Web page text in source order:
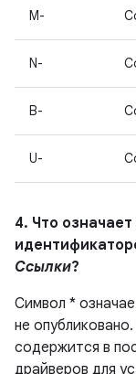
M-
N-
B-
U-
4. Что
Ссылки?
Символ *
не опубликовано.
содержится в
драйверов для